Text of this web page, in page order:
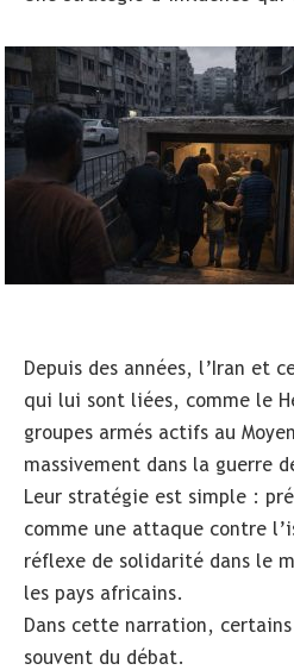
Depuis des années, l’Iran et
qui lui sont liées, comme le
groupes armés actifs au
massivement dans la guerre
Leur stratégie est simple :
comme une attaque contre
réflexe de solidarité dans le
les pays africains.
Dans cette narration,
souvent du débat.